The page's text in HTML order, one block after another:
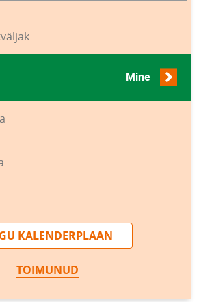
Mine
KALENDERPLAAN
TOIMUNUD